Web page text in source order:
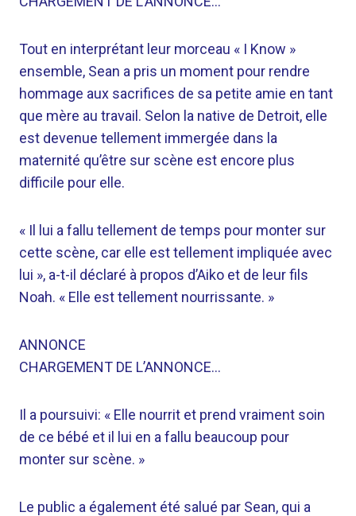
Tout en interprétant leur morceau « I Know »
ensemble, Sean a pris un moment pour rendre
hommage aux sacrifices de sa petite amie en tant
que mère au travail. Selon la native de Detroit, elle
est devenue tellement immergée dans la
maternité qu’être sur scène est encore plus
difficile pour elle.
« Il lui a fallu tellement de temps pour monter sur
cette scène, car elle est tellement impliquée avec
lui », a-t-il déclaré à propos d’Aiko et de leur fils
Noah. « Elle est tellement nourrissante. »
ANNONCE
CHARGEMENT DE L’ANNONCE…
Il a poursuivi: « Elle nourrit et prend vraiment soin
de ce bébé et il lui en a fallu beaucoup pour
monter sur scène. »
Le public a également été salué par Sean, qui a